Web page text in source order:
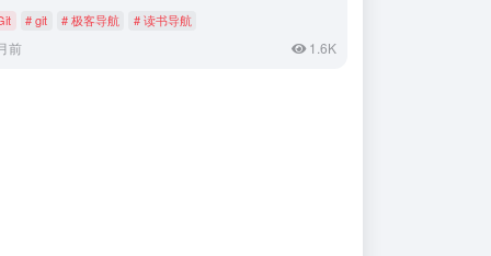
# git # 极客导航 # 读书导航
前 1.6K